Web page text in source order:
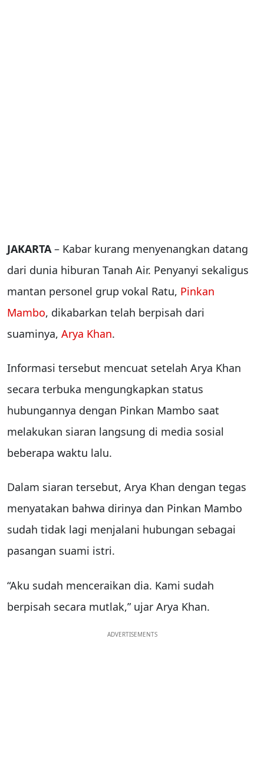
JAKARTA– Kabar kurang menyenangkan datang
dari dunia hiburan Tanah Air. Penyanyi sekaligus
mantan personel grup vokal Ratu, Pinkan
Mambo, dikabarkan telah berpisah dari
suaminya, Arya Khan.
Informasi tersebut mencuat setelah Arya Khan
secara terbuka mengungkapkan status
hubungannya dengan Pinkan Mambo saat
melakukan siaran langsung di media sosial
beberapa waktu lalu.
Dalam siaran tersebut, Arya Khan dengan tegas
menyatakan bahwa dirinya dan Pinkan Mambo
sudah tidak lagi menjalani hubungan sebagai
pasangan suami istri.
“Aku sudah menceraikan dia. Kami sudah
berpisah secara mutlak,” ujar Arya Khan.
ADVERTISEMENTS